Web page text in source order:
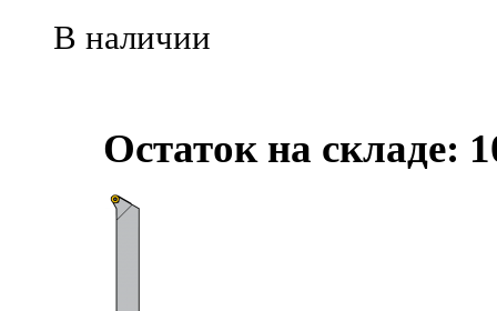
В наличии
Остаток на складе: